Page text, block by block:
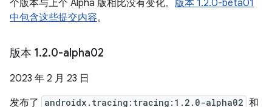
个版本与上个 Alpha 版相比没有变化。 版本 1.2.0-beta01
中包含这些提交内容。
版本 1.2.0-alpha02
2023 年 2 月 23 日
发布了
androidx.tracing:tracing:1.2.0-alpha02 和